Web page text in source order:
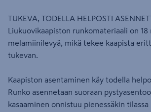
TUKEVA, TODELLA HELPOSTI
Liukuovikaapiston runkomateriaali on 18
melamiinilevyä, mikä tekee kaapista
tukevan.
Kaapiston asentaminen käy todella
Runko asennetaan suoraan
kasaaminen onnistuu pienessäkin